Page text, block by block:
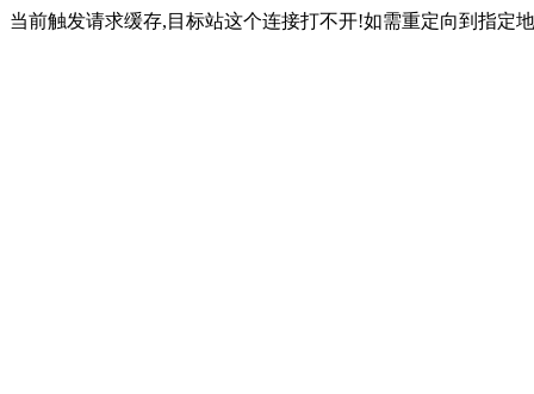
当前触发请求缓存,目标站这个连接打不开!如需重定向到指定